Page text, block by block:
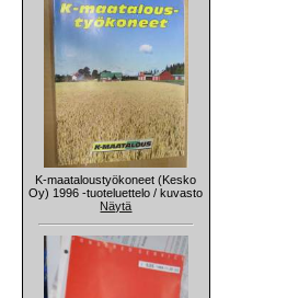
K-maataloustyökoneet (Kesko
Oy) 1996 -tuoteluettelo / kuvasto
Näytä